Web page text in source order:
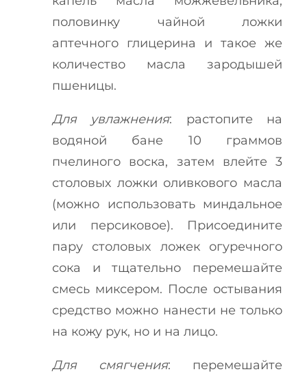
половинку чайной ложки
аптечного глицерина и такое же
количество масла зародышей
пшеницы.
Для увлажнения: растопите на
водяной бане 10 граммов
пчелиного воска, затем влейте 3
столовых ложки оливкового масла
(можно использовать миндальное
или персиковое). Присоедините
пару столовых ложек огуречного
сока и тщательно перемешайте
смесь миксером. После остывания
средство можно нанести не только
на кожу рук, но и на лицо.
Для смягчения: перемешайте